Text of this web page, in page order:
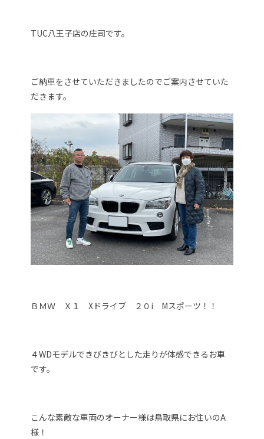
TUC八王子店の庄司です。
ご納車をさせていただきましたのでご案内させていた
だきます。
ＢＭＷ Ｘ１ Xドライブ ２０i Mスポーツ！！
４WDモデルできびきびとした走りが体感できるお車
です。
こんな素敵な車両のオーナー様は鳥取県にお住いのA
様！